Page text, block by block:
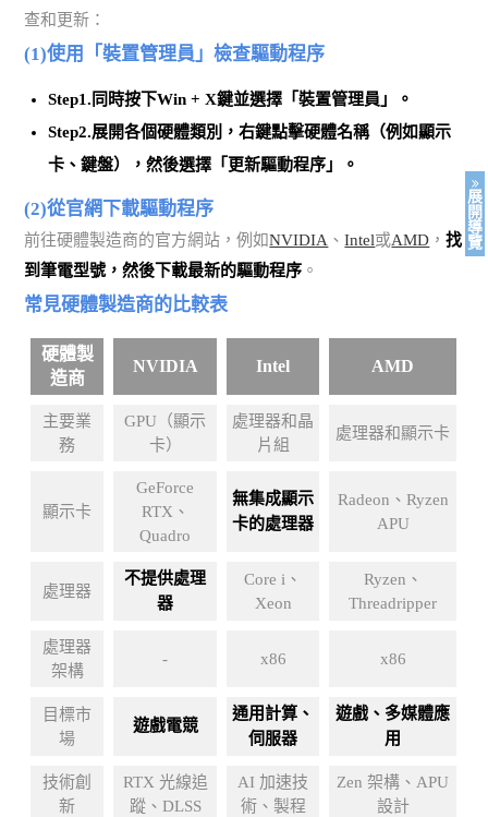
查和更新：
(1)使用「裝置管理員」檢查驅動程序
Step1.同時按下Win + X鍵並選擇「裝置管理員」
。
Step2.展開各個硬體類別，右鍵點擊硬體名稱（例如顯示
卡、鍵盤），然後選擇「更新驅動程序」 。
(2)從官網下載驅動程序
前往硬體製造商的官方網站，例如NVIDIA 、Intel或AMD ，找
到筆電型號，然後下載最新的驅動程序 。
常見硬體製造商的比較表
硬體製
造商
NVIDIA Intel AMD
主要業
務
GPU（顯示
卡）
處理器和晶
片組
處理器和顯示卡
顯示卡
GeForce
RTX、
Quadro
無集成顯示
卡的處理器
Radeon、Ryzen
APU
處理器
不提供處理
器
Core i、
Xeon
Ryzen、
Threadripper
處理器
架構
- x86 x86
目標市
場
遊戲電競
通用計算、
伺服器
遊戲、多媒體應
用
技術創
新
RTX 光線追
蹤、DLSS
AI 加速技
術、製程
Zen 架構、APU
設計
展
開
導
覽